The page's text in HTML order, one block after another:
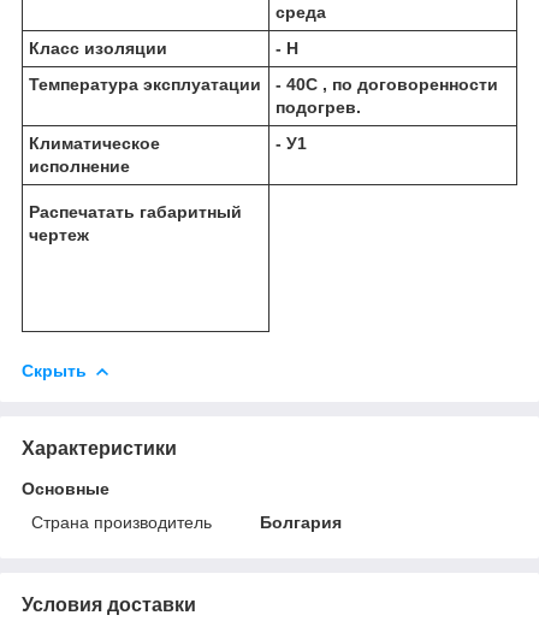
среда
Класс изоляции
- Н
Температура эксплуатации
- 40С , по договоренности
подогрев.
Климатическое
исполнение
- У1
Распечатать габаритный
чертеж
Скрыть
Характеристики
Основные
Страна производитель
Болгария
Условия доставки